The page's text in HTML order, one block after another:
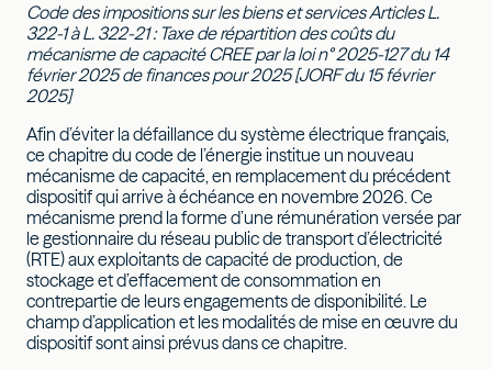
Code des impositions sur les biens et services Articles L.
322-1 à L. 322-21 : Taxe de répartition des coûts du
mécanisme de capacité CREE par la loi n° 2025-127 du 14
février 2025 de finances pour 2025 [JORF du 15 février
2025]
Afin d’éviter la défaillance du système électrique français,
ce chapitre du code de l’énergie institue un nouveau
mécanisme de capacité, en remplacement du précédent
dispositif qui arrive à échéance en novembre 2026. Ce
mécanisme prend la forme d’une rémunération versée par
le gestionnaire du réseau public de transport d’électricité
(RTE) aux exploitants de capacité de production, de
stockage et d’effacement de consommation en
contrepartie de leurs engagements de disponibilité. Le
champ d’application et les modalités de mise en œuvre du
dispositif sont ainsi prévus dans ce chapitre.